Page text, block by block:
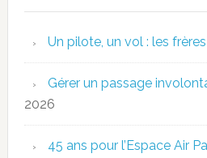
Un pilote, un vol : les
Gérer un passage
2026
45 ans pour l’Espace Air